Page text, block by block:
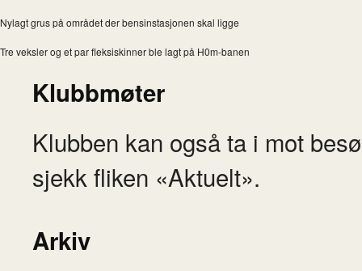
Nylagt grus på området der bensinstasjonen skal ligge
Tre veksler og et par fleksiskinner ble lagt på H0m-banen
Klubbmøter
Klubben kan også ta i mot
sjekk fliken «Aktuelt».
Arkiv